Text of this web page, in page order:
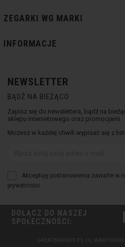
ZEGARKI WG MARKI
INFORMACJE
NEWSLETTER
BĄDŹ NA BIEŻĄCO
Zapisz się do newslettera, bądź na
sklepu internetowego oraz promocjami.
Możesz w każdej chwili wypisać się z
Akceptuję postanowienia zawarte w
prywatności
DOŁĄCZ DO NASZEJ
SPOŁECZNOŚCI:
GREATBRANDS.PL